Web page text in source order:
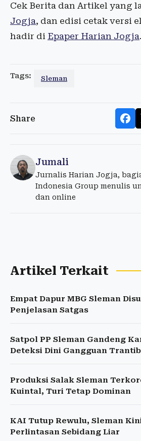
Cek Berita dan Artikel yang
Jogja, dan edisi cetak versi
hadir di Epaper Harian Jogja.
Tags: Sleman
Share
Jumali
Jurnalis Harian Jogja,
Indonesia Group menulis
dan online
Artikel Terkait
Empat Dapur MBG Sleman
Penjelasan Satgas
Satpol PP Sleman Gandeng
Deteksi Dini Gangguan Trantib
Produksi Salak Sleman
Kuintal, Turi Tetap Dominan
KAI Tutup Rewulu, Sleman
Perlintasan Sebidang Liar